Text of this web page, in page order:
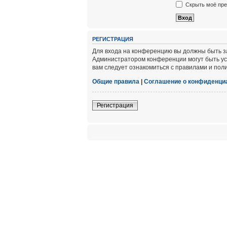
Скрыть моё
РЕГИСТРАЦИЯ
Для входа на конференцию вы должны быть
Администратором конференции могут быть
вам следует ознакомиться с правилами и
Общие правила | Соглашение о
Регистрация